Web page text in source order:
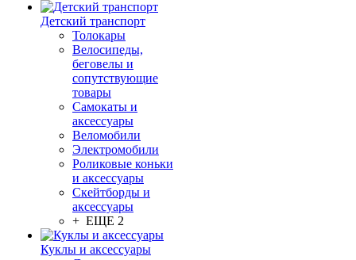
Детский транспорт
Толокары
Велосипеды,
беговелы и
сопутствующие
товары
Самокаты и
аксессуары
Веломобили
Электромобили
Роликовые коньки
и аксессуары
Скейтборды и
аксессуары
+ ЕЩЕ 2
Куклы и аксессуары